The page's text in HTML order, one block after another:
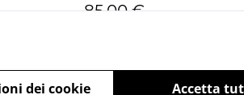
85,00 €
Accetta
dei cookie